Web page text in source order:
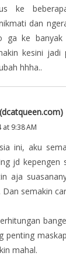
ke
dan
ga ke banyak
kesini jadi
hhha..
at 9:38 AM
ini, aku
jd kepengen
aja
Dan semakin
penting
mahal.